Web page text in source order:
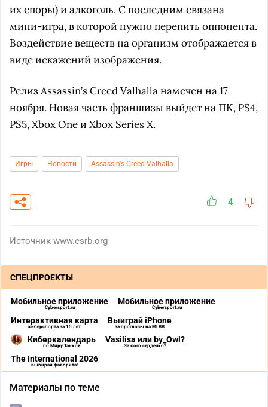
их споры) и алкоголь. С последним связана
мини-игра, в которой нужно перепить оппонента.
Воздействие веществ на организм отображается в
виде искажений изображения.
Релиз Assassin’s Creed Valhalla намечен на 17
ноября. Новая часть франшизы выйдет на ПК, PS4,
PS5, Xbox One и Xbox Series X.
Игры Новости Assassin's Creed Valhalla
4
Источник www.esrb.org
СПЕЦПРОЕКТЫ
Мобильное приложение
Cybersport.ru
Мобильное приложение
Cybersport.ru
Интерактивная карта
киберспорта за 15 лет
Выиграй iPhone
за прогнозы на MLBB
Киберкалендарь
по Миру Танков
Vasilisa или by_Owl?
За кого сердечко?
The International 2026
выбирай фаворита!
Материалы по теме